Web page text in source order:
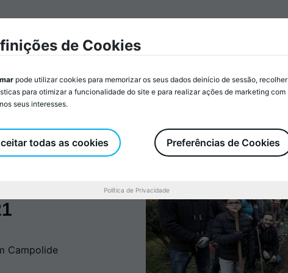
Bela
- Grupo de
e Casa
Campolide
de Cookies
pode utilizar cookies para memorizar os seus dados deinício de sessão, recolher
para otimizar a funcionalidade do site e para realizar ações de marketing com
seus interesses.
Preferências de Cookies
todas as cookies
Política de Privacidade